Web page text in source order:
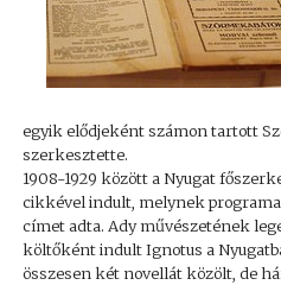
egyik elődjeként számon tartott
szerkesztette.
1908-1929 között a Nyugat
cikkével indult, melynek
címet adta. Ady művészetének
költőként indult Ignotus a
összesen két novellát közölt, de